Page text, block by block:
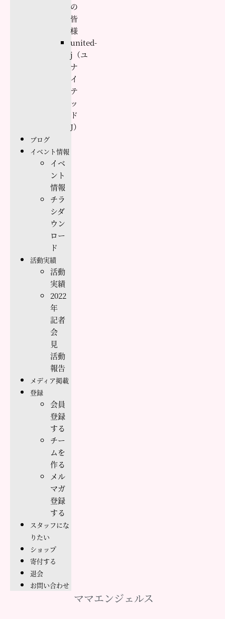
の
皆
様
united-
j（ユ
ナ
イ
テ
ッ
ド
J）
ブログ
イベント情報
イベ
ント
情報
チラ
シダ
ウン
ロー
ド
活動実績
活動
実績
2022
年
記者
会
見
活動
報告
メディア掲載
登録
会員
登録
する
チー
ムを
作る
メル
マガ
登録
する
スタッフにな
りたい
ショップ
寄付する
退会
お問い合わせ
ママエンジェルス